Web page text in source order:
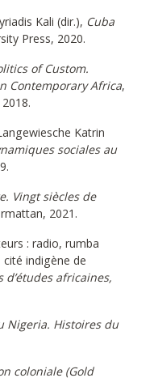
Kali (dir.), Cuba
Press, 2020.
of Custom.
Contemporary Africa,
Katrin
sociales au
Vingt siècles de
2021.
: radio, rumba
indigène de
d’études africaines,
Nigeria. Histoires du
coloniale (Gold